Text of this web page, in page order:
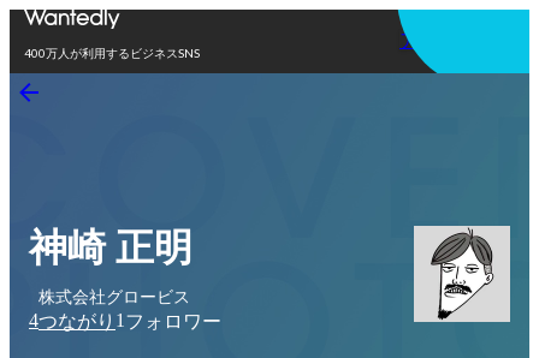
400万人が利用するビジネスSNS
アプリを使う
神崎 正明
株式会社グロービス
4つながり 1 フォロワー